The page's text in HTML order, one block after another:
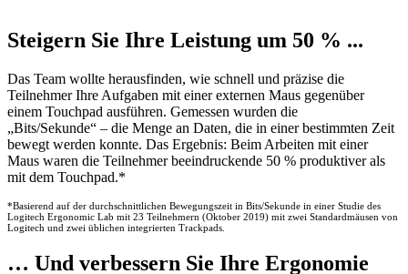
Steigern Sie Ihre Leistung um 50 % ...
Das Team wollte herausfinden, wie schnell und präzise die
Teilnehmer Ihre Aufgaben mit einer externen Maus gegenüber
einem Touchpad ausführen. Gemessen wurden die
„Bits/Sekunde“ – die Menge an Daten, die in einer bestimmten Zeit
bewegt werden konnte. Das Ergebnis: Beim Arbeiten mit einer
Maus waren die Teilnehmer beeindruckende 50 % produktiver als
mit dem Touchpad.*
*Basierend auf der durchschnittlichen Bewegungszeit in Bits/Sekunde in einer Studie des
Logitech Ergonomic Lab mit 23 Teilnehmern (Oktober 2019) mit zwei Standardmäusen von
Logitech und zwei üblichen integrierten Trackpads.
… Und verbessern Sie Ihre Ergonomie